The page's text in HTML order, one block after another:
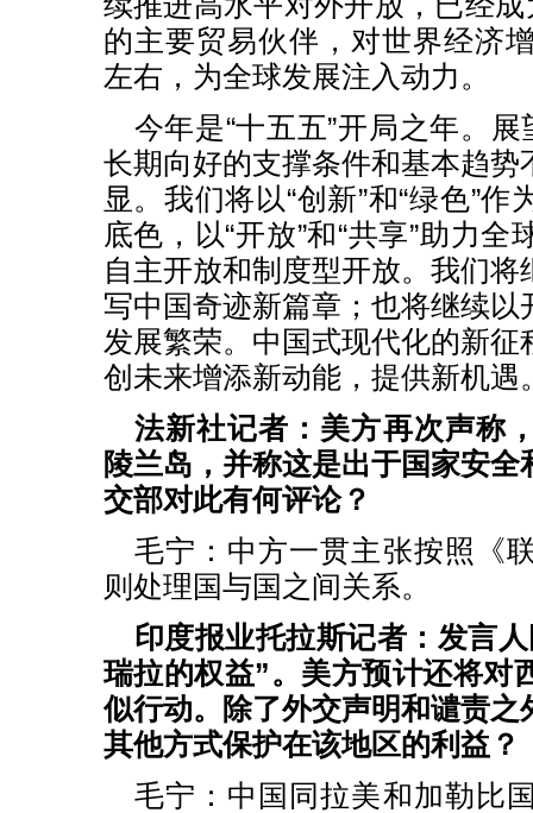
的主要贸易伙伴，对世界经济
左右，为全球发展注入动力。
今年是“十五五”开局之年。展
长期向好的支撑条件和基本趋势
显。我们将以“创新”和“绿色”
底色，以“开放”和“共享”助力
自主开放和制度型开放。我们
写中国奇迹新篇章；也将继续以
发展繁荣。中国式现代化的新征
创未来增添新动能，提供新机遇
法新社记者：美方再次声称
陵兰岛，并称这是出于国家安
交部对此有何评论？
毛宁：中方一贯主张按照《
则处理国与国之间关系。
印度报业托拉斯记者：发言
瑞拉的权益”。美方预计还将对
似行动。除了外交声明和谴责之
其他方式保护在该地区的利益？
毛宁：中国同拉美和加勒比